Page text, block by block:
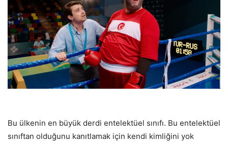
Bu ülkenin en büyük derdi entelektüel sınıfı. Bu entelektüel
sınıftan olduğunu kanıtlamak için kendi kimliğini yok